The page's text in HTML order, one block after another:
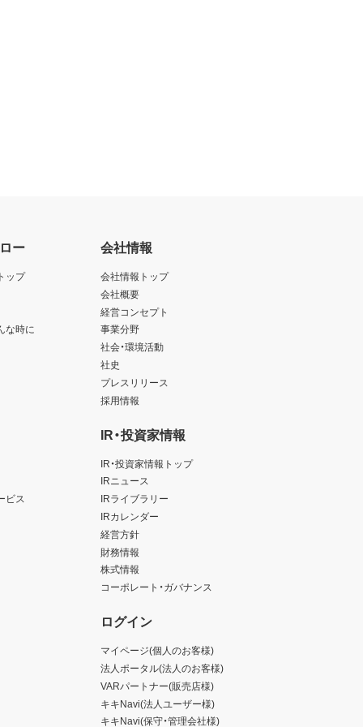
ー
ップ
な時に
ビス
会社情報
会社情報トップ
会社概要
経営コンセプト
事業分野
社会・環境活動
社史
プレスリリース
採用情報
IR・投資家情報
IR・投資家情報トップ
IRニュース
IRライブラリー
IRカレンダー
経営方針
財務情報
株式情報
コーポレート・ガバナンス
ログイン
マイページ(個人のお客様)
法人ポータル(法人のお客様)
VARパートナー(販売店様)
キキNavi(法人ユーザー様)
キキNavi(保守・管理会社様)